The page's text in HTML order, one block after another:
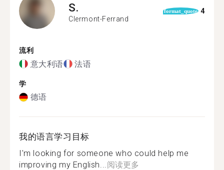
S.
Clermont-Ferrand
format_quote 4
流利
意大利语 法语
学
德语
我的语言学习目标
I'm looking for someone who could help me
improving my English...阅读更多